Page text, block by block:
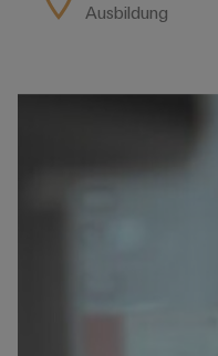
Ausbildung